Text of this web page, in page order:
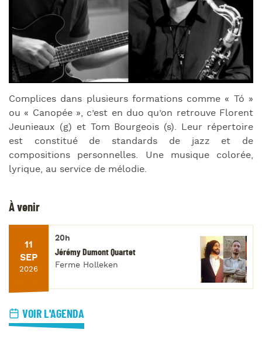
Complices dans plusieurs formations comme « Tó »
ou « Canopée », c’est en duo qu’on retrouve Florent
Jeunieaux (g) et Tom Bourgeois (s). Leur répertoire
est constitué de standards de jazz et de
compositions personnelles. Une musique colorée,
lyrique, au service de mélodie.
À venir
11
SEP
2026
20h
Jérémy Dumont Quartet
Ferme Holleken
VOIR L'AGENDA